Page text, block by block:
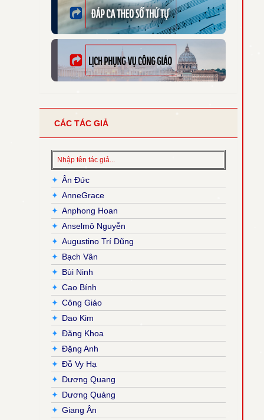
CÁC TÁC GIẢ
✦ Ân Đức
✦ AnneGrace
✦ Anphong Hoan
✦ Anselmô Nguyễn
✦ Augustino Trí Dũng
✦ Bạch Vân
✦ Bùi Ninh
✦ Cao Bính
✦ Công Giáo
✦ Dao Kim
✦ Đăng Khoa
✦ Đặng Anh
✦ Đỗ Vy Hạ
✦ Dương Quang
✦ Dương Quảng
✦ Giang Ân